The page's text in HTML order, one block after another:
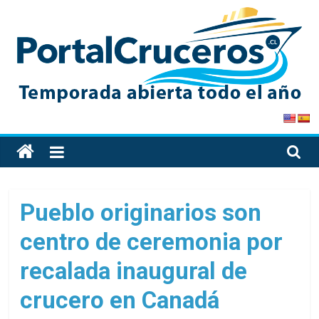
content
PortalCruceros
Toda
la
de
cruceros
en
solo
Pueblo originarios son
centro de ceremonia por
recalada inaugural de
crucero en Canadá